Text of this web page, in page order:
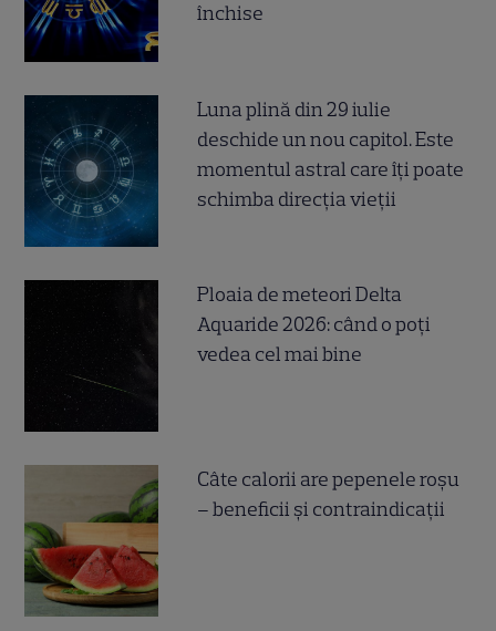
închise
Luna plină din 29 iulie
deschide un nou capitol. Este
momentul astral care îți poate
schimba direcția vieții
Ploaia de meteori Delta
Aquaride 2026: când o poți
vedea cel mai bine
Câte calorii are pepenele roșu
– beneficii și contraindicații